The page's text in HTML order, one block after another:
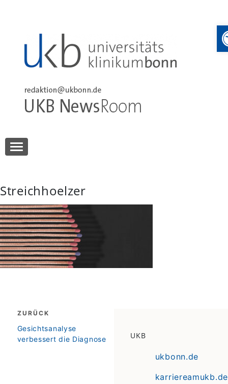
UKB NewsRoom
Streichhoelzer
Beitragsnavigation
ZURÜCK
zurück
Gesichtsanalyse
verbessert die Diagnose
UKB
ukbonn.de
karriereamukb.de